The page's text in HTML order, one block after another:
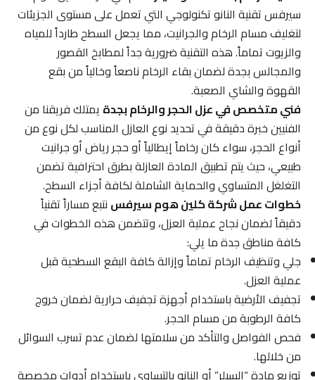
سيرفس تقنية النانو تكنولوجي التي تعمل على مستوى الجزيئات
لتغليف مسام الرخام والجرانيت، مما يجعل السطح طارداً للمياه
والزيوت تماماً. هذه التقنية ضرورية جداً لمطابخ القصور
والمجالس بجدة لضمان بقاء الرخام ناصعاً وخالياً من بقع
القهوة والشاي الصعبة.
فني متخصص في عزل الحجر والرخام بجدةيمتلك فريقنا من
الفنيين خبرة دقيقة في تحديد نوع العازل المناسب لكل نوع من
أنواع الحجر، سواء كان رخاماً إيطالياً أو حجر رياض أو جرانيت
طبيعي، حيث يتم تطبيق المادة العازلة بطرق احترافية تضمن
التغلغل المتساوي والحماية الشاملة لكافة أجزاء السطح.
خطوات عمل شركة كلين هوم سيرفسنتبع مساراً تقنياً
دقيقاً لضمان نجاح عملية العزل، وتتضمن هذه الخطوات في
كافة مناطق جدة ما يلي:
جلي وتنظيف الرخام تماماً وإزالة كافة البقع السطحية قبل
عملية العزل.
تجفيف الأرضية باستخدام أجهزة تجفيف حرارية لضمان خروج
كافة الرطوبة من مسام الحجر.
فحص الفواصل والتأكد من سلامتها لضمان عدم تسرب السوائل
من خلالها.
توزيع مادة “السيلر” أو النانو بالتساوي باستخدام أدوات مخصصة